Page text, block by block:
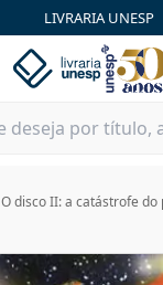
LIVRARIA UNESP
O disco II: a catástrofe